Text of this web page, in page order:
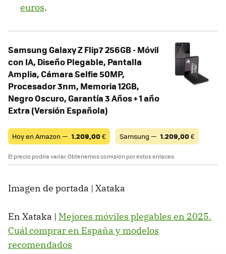
euros.
Samsung Galaxy Z Flip7 256GB - Móvil
con IA, Diseño Plegable, Pantalla
Amplia, Cámara Selfie 50MP,
Procesador 3nm, Memoria 12GB,
Negro Oscuro, Garantía 3 Años + 1 año
Extra (Versión Española)
Hoy en Amazon — 1.209,00€ Samsung — 1.209,00€
El precio podría variar. Obtenemos comisión por estos enlaces
Imagen de portada | Xataka
En Xataka | Mejores móviles plegables en 2025.
Cuál comprar en España y modelos
recomendados